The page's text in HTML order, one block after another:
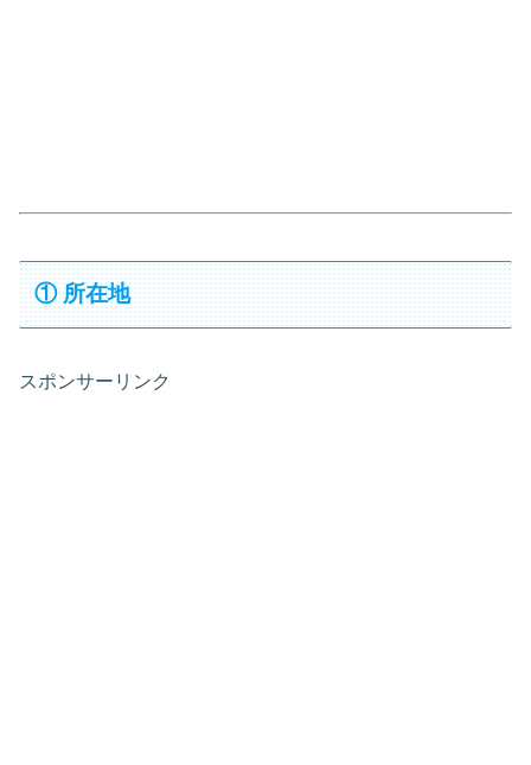
① 所在地
スポンサーリンク